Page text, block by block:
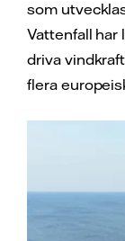
som
Vattenfall har
driva
flera